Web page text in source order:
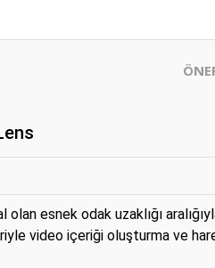
esnek odak uzaklığı
video içeriği oluşturma ve